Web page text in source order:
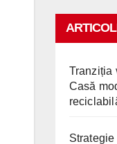
Tranziția
Casă